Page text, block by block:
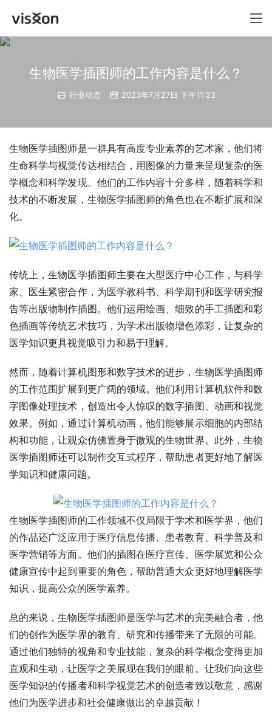
生物医学插图师的工作内容是什么？
行业动态 2023年7月27日 下午11:23
生物医学插图师是一群具有高度专业素养的艺术家，他们将
生命科学与视觉传达相结合，用图像的力量来呈现复杂的医
学概念和科学发现。他们的工作内容十分多样，随着科学和
技术的不断发展，生物医学插图师的角色也在不断扩展和深
化。
传统上，生物医学插图师主要在大型医疗中心工作，与科学
家、医生紧密合作，为医学教科书、科学期刊和医学研究报
告等出版物制作插图。他们运用绘画、细致的手工插图和彩
色插画等传统艺术技巧，为学术出版物增色添彩，让复杂的
医学知识更具视觉吸引力和易于理解。
然而，随着计算机图形和数字技术的进步，生物医学插图师
的工作范围扩展到更广阔的领域。他们利用计算机软件和数
字图像处理技术，创造出令人惊叹的数字插图、动画和视觉
效果。例如，通过计算机动画，他们能够展示细胞的内部结
构和功能，让观众仿佛置身于微观的生物世界。此外，生物
医学插图师还可以制作交互式程序，帮助患者更好地了解医
学知识和健康问题。
生物医学插图师的工作领域不仅局限于学术和医学界，他们
的作品还广泛应用于医疗信息传播、患者教育、科学普及和
医学营销等方面。他们的插图在医疗宣传、医学展览和公众
健康宣传中起到重要的角色，帮助普通大众更好地理解医学
知识，提高公众的医学素养。
总的来说，生物医学插图师是医学与艺术的完美融合者，他
们的创作为医学界的教育、研究和传播带来了无限的可能。
通过他们独特的视角和专业技能，复杂的科学概念变得更加
直观和生动，让医学之美展现在我们的眼前。让我们向这些
医学知识的传播者和科学视觉艺术的创造者致以敬意，感谢
他们为医学进步和社会健康做出的卓越贡献！